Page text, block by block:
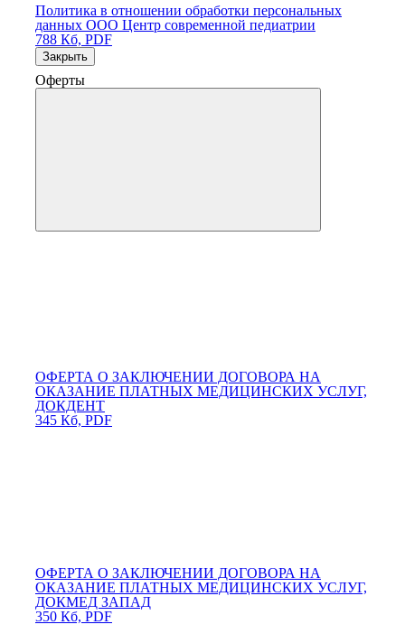
Политика в отношении обработки персональных
данных ООО Центр современной педиатрии
788 Кб, PDF
Закрыть
Оферты
ОФЕРТА О ЗАКЛЮЧЕНИИ ДОГОВОРА НА
ОКАЗАНИЕ ПЛАТНЫХ МЕДИЦИНСКИХ УСЛУГ,
ДОКДЕНТ
345 Кб, PDF
ОФЕРТА О ЗАКЛЮЧЕНИИ ДОГОВОРА НА
ОКАЗАНИЕ ПЛАТНЫХ МЕДИЦИНСКИХ УСЛУГ,
ДОКМЕД ЗАПАД
350 Кб, PDF